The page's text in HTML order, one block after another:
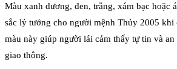
Màu xanh dương, đen, trắng, xám bạc hoặc
sắc lý tưởng cho người mệnh Thủy 2005 khi
màu này giúp người lái cảm thấy tự tin và
giao thông.